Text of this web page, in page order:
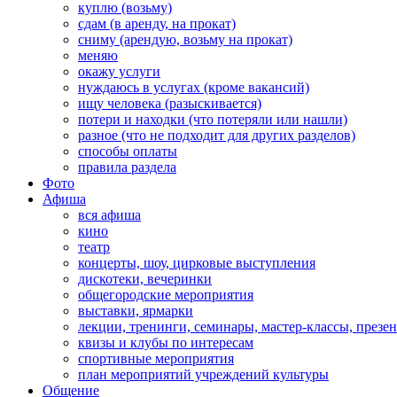
куплю (возьму)
сдам (в аренду, на прокат)
сниму (арендую, возьму на прокат)
меняю
окажу услуги
нуждаюсь в услугах (кроме вакансий)
ищу человека (разыскивается)
потери и находки (что потеряли или нашли)
разное (что не подходит для других разделов)
способы оплаты
правила раздела
Фото
Афиша
вся афиша
кино
театр
концерты, шоу, цирковые выступления
дискотеки, вечеринки
общегородские мероприятия
выставки, ярмарки
лекции, тренинги, семинары, мастер-классы,
квизы и клубы по интересам
спортивные мероприятия
план мероприятий учреждений культуры
Общение